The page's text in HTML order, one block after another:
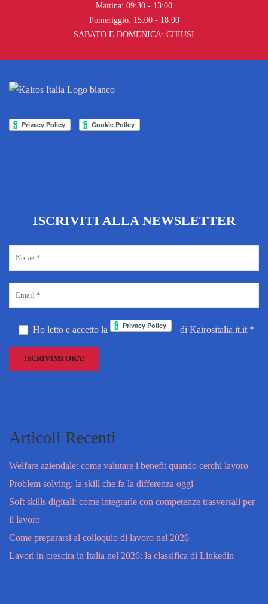
Mattina: 09:30 - 13:00
Pomeriggio: 15:00 - 18:00
SABATO E DOMENICA: CHIUSI
ISCRIVITI ALLA NEWSLETTER
Ho letto e accetto la di Kairositalia.it.it *
Articoli Recenti
Welfare aziendale: come valutare i benefit quando cerchi lavoro
Problem solving: la skill che fa la differenza oggi
Soft skills digitali: come integrarle con competenze trasversali per
il lavoro
Come prepararsi al colloquio di lavoro nel 2026
Lavori in crescita in Italia nel 2026: la classifica di Linkedin